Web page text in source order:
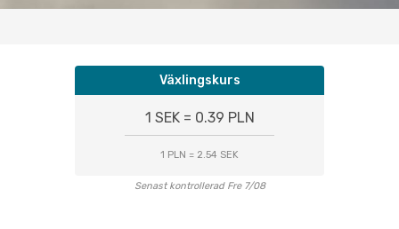
Växlingskurs
1 SEK = 0.39 PLN
1 PLN = 2.54 SEK
Senast kontrollerad Fre 7/08